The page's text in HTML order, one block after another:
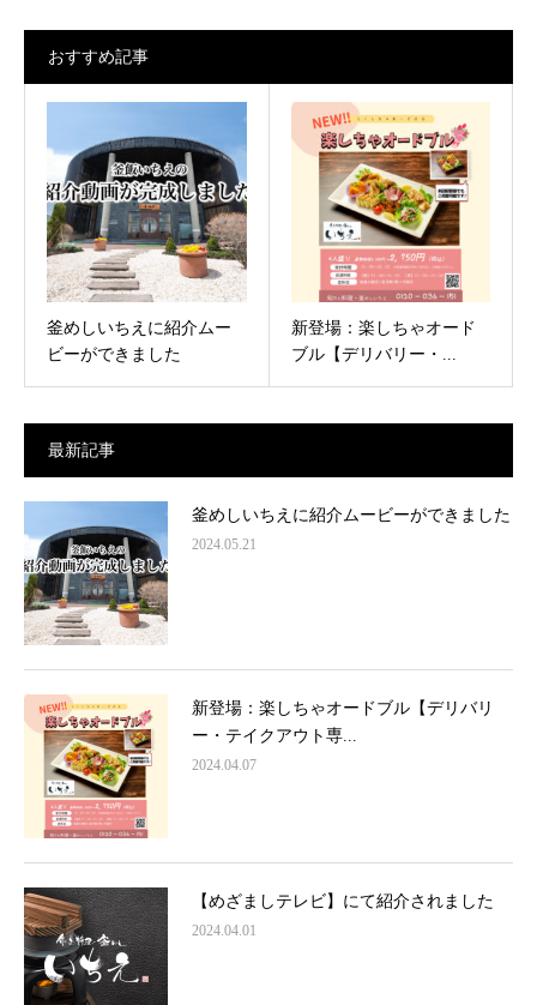
おすすめ記事
釜めしいちえに紹介ムー
ビーができました
新登場：楽しちゃオード
ブル【デリバリー・...
最新記事
釜めしいちえに紹介ムービーができました
2024.05.21
新登場：楽しちゃオードブル【デリバリ
ー・テイクアウト専...
2024.04.07
【めざましテレビ】にて紹介されました
2024.04.01